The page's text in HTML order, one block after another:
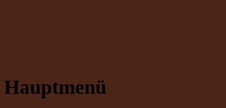
Hauptmenü